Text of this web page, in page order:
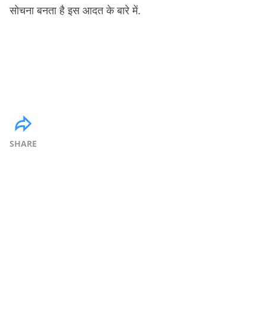
सोचना बनता है इस आदत के बारे में.
SHARE